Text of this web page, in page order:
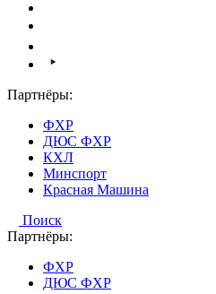
Партнёры:
ФХР
ДЮС ФХР
КХЛ
Минспорт
Красная Машина
Поиск
Партнёры:
ФХР
ДЮС ФХР